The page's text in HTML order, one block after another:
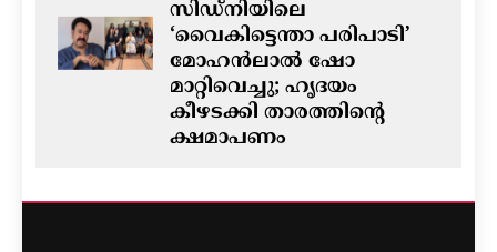
സിഡ്നിയിലെ
‘വൈകിട്ടെന്താ പരിപാടി’
മോഹൻലാൽ ഷോ
മാറ്റിവെച്ചു; ഹൃദയം
കീഴടക്കി താരത്തിന്റെ
ക്ഷമാപണം